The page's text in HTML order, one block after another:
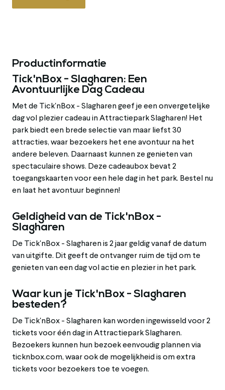
Productinformatie
Tick'nBox - Slagharen: Een
Avontuurlijke Dag Cadeau
Met de Tick'nBox - Slagharen geef je een onvergetelijke
dag vol plezier cadeau in Attractiepark Slagharen! Het
park biedt een brede selectie van maar liefst 30
attracties, waar bezoekers het ene avontuur na het
andere beleven. Daarnaast kunnen ze genieten van
spectaculaire shows. Deze cadeaubox bevat 2
toegangskaarten voor een hele dag in het park. Bestel nu
en laat het avontuur beginnen!
Geldigheid van de Tick'nBox -
Slagharen
De Tick'nBox - Slagharen is 2 jaar geldig vanaf de datum
van uitgifte. Dit geeft de ontvanger ruim de tijd om te
genieten van een dag vol actie en plezier in het park.
Waar kun je Tick'nBox - Slagharen
besteden?
De Tick'nBox - Slagharen kan worden ingewisseld voor 2
tickets voor één dag in Attractiepark Slagharen.
Bezoekers kunnen hun bezoek eenvoudig plannen via
ticknbox.com, waar ook de mogelijkheid is om extra
tickets voor bezoekers toe te voegen.